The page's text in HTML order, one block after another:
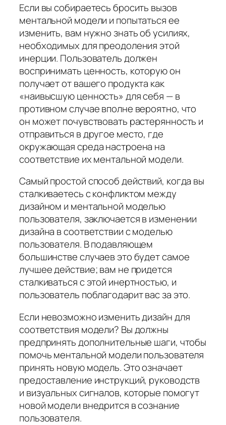
Если вы собираетесь бросить вызов
ментальной модели и попытаться ее
изменить, вам нужно знать об усилиях,
необходимых для преодоления этой
инерции. Пользователь должен
воспринимать ценность, которую он
получает от вашего продукта как
«наивысшую ценность» для себя — в
противном случае вполне вероятно, что
он может почувствовать растерянность и
отправиться в другое место, где
окружающая среда настроена на
соответствие их ментальной модели.
Самый простой способ действий, когда вы
сталкиваетесь с конфликтом между
дизайном и ментальной моделью
пользователя, заключается в изменении
дизайна в соответствии с моделью
пользователя. В подавляющем
большинстве случаев это будет самое
лучшее действие; вам не придется
сталкиваться с этой инертностью, и
пользователь поблагодарит вас за это.
Если невозможно изменить дизайн для
соответствия модели? Вы должны
предпринять дополнительные шаги, чтобы
помочь ментальной модели пользователя
принять новую модель. Это означает
предоставление инструкций, руководств
и визуальных сигналов, которые помогут
новой модели внедрится в сознание
пользователя.